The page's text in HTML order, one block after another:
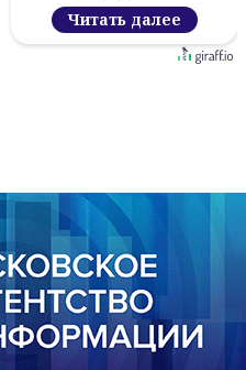
Читать далее